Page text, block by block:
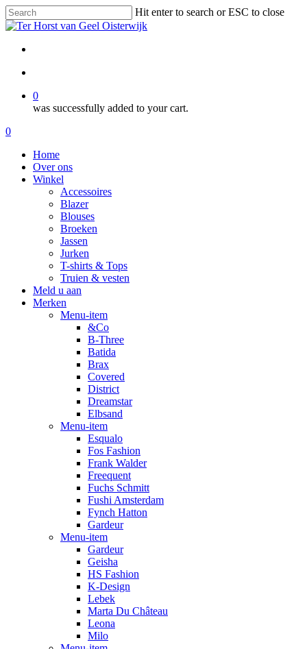
Skip
to
content
Hit enter to search or ESC to close
Close
0
was successfully added to your cart.
Menu
search
0
Home
Over ons
Winkel
Accessoires
Blazer
Blouses
Broeken
Jassen
Jurken
T-shirts & Tops
Truien & vesten
Meld u aan
Merken
Menu-item
&Co
B-Three
Batida
Brax
Covered
District
Dreamstar
Elbsand
Menu-item
Esqualo
Fos Fashion
Frank Walder
Freequent
Fuchs Schmitt
Fushi Amsterdam
Fynch Hatton
Gardeur
Menu-item
Gardeur
Geisha
HS Fashion
K-Design
Lebek
Marta Du Château
Leona
Milo